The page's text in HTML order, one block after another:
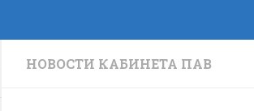
НОВОСТИ КАБИНЕТА ПАВ